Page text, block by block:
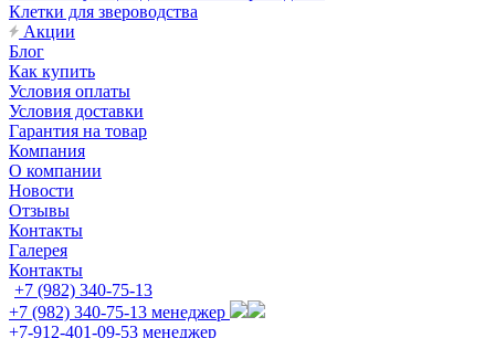
Клетки для звероводства
Акции
Блог
Как купить
Условия оплаты
Условия доставки
Гарантия на товар
Компания
О компании
Новости
Отзывы
Контакты
Галерея
Контакты
+7 (982) 340-75-13
+7 (982) 340-75-13 менеджер
+7-912-401-09-53 менеджер